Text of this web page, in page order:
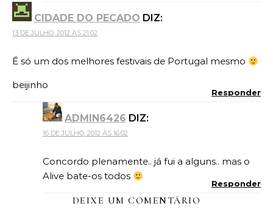
CIDADE DO PECADO DIZ:
13 DE JULHO, 2012 ÀS 21:02
É só um dos melhores festivais de Portugal mesmo
beijinho
Responder
ADMIN6426 DIZ:
16 DE JULHO, 2012 ÀS 16:02
Concordo plenamente.. já fui a alguns.. mas o
Alive bate-os todos
Responder
DEIXE UM COMENTÁRIO